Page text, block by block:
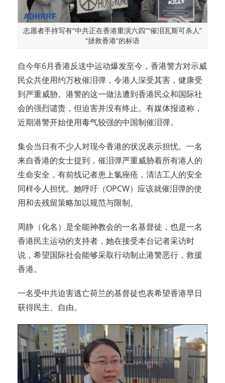
志愿者手持写有“中共正在香港重演六四”“催泪瓦斯可杀人”
“拯救香港”的标语
自今年6月香港反送中运动爆发至今，香港警方对示威
民众共使用约万枚催泪弹，令港人深受其害，健康受
到严重威胁。港警的这一做法遭到香港民众和国际社
会的强烈谴责，但迫害并没有终止。有媒体报道称，
近期港警开始使用毒气较强的中国制催泪弹。
集会当日有不少人对现今香港的状况表示担忧。一名
来自香港的女士提到，催泪弹严重威胁着所有港人的
生命安全，有前线记者患上氯痤疮，清洁工人的安全
同样令人担忧。她呼吁（OPCW）应该就催泪弹的使
用和去残留策略加以规范与限制。
周静（化名）是全能神教会的一名基督徒，也是一名
香港民主运动的支持者，她在接受本台记者采访时
说，希望国际社会能够采取行动制止港警恶行，救援
香港。
一名受中共迫害逃亡荷兰的基督徒也表希望香港早日
获得民主、自由。